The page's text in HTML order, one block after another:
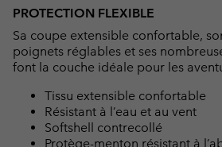
PROTECTION FLEXIBLE
Sa coupe extensible confortable,
poignets réglables et ses
font la couche idéale pour les
Tissu extensible confortable
Résistant à l’eau et au vent
Softshell contrecollé
Protège-menton résistant à